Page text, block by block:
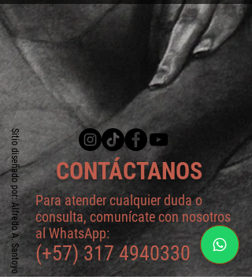
Sitio diseñado por: Alfredo A. Santoyo CONTÁCTANOS
Para atender cualquier duda o
consulta, comunícate con nosotros
al WhatsApp:
(+57)317 4940330